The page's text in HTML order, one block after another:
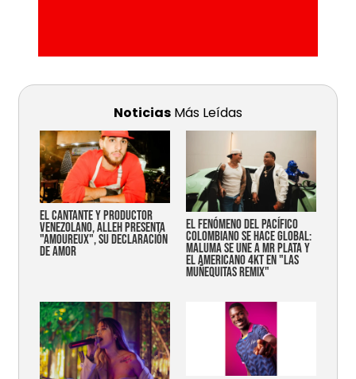
Noticias Más Leídas
EL CANTANTE Y PRODUCTOR
VENEZOLANO, ALLEH PRESENTA
"AMOUREUX", SU DECLARACIÓN
DE AMOR
EL FENÓMENO DEL PACÍFICO
COLOMBIANO SE HACE GLOBAL:
MALUMA SE UNE A MR PLATA Y
EL AMERICANO 4KT EN "LAS
MUÑEQUITAS REMIX"